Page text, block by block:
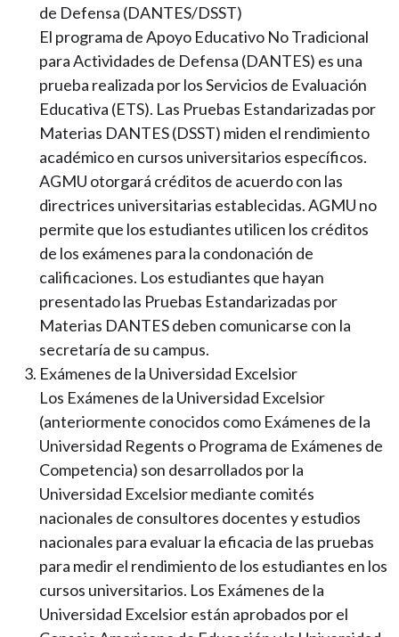
de Defensa (DANTES/DSST)
El programa de Apoyo Educativo No Tradicional
para Actividades de Defensa (DANTES) es una
prueba realizada por los Servicios de Evaluación
Educativa (ETS). Las Pruebas Estandarizadas por
Materias DANTES (DSST) miden el rendimiento
académico en cursos universitarios específicos.
AGMU otorgará créditos de acuerdo con las
directrices universitarias establecidas. AGMU no
permite que los estudiantes utilicen los créditos
de los exámenes para la condonación de
calificaciones. Los estudiantes que hayan
presentado las Pruebas Estandarizadas por
Materias DANTES deben comunicarse con la
secretaría de su campus.
Exámenes de la Universidad Excelsior
Los Exámenes de la Universidad Excelsior
(anteriormente conocidos como Exámenes de la
Universidad Regents o Programa de Exámenes de
Competencia) son desarrollados por la
Universidad Excelsior mediante comités
nacionales de consultores docentes y estudios
nacionales para evaluar la eficacia de las pruebas
para medir el rendimiento de los estudiantes en los
cursos universitarios. Los Exámenes de la
Universidad Excelsior están aprobados por el